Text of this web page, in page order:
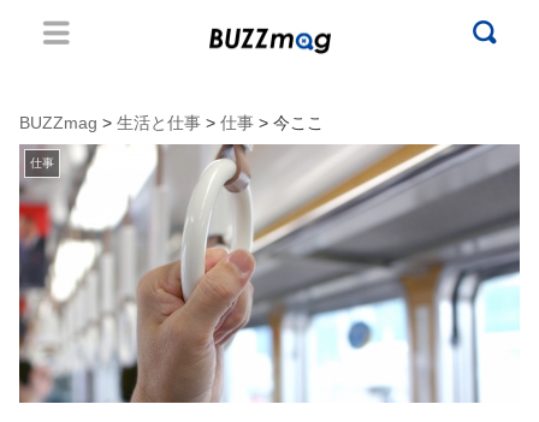
BUZZmag > 生活と仕事 > 仕事 > 今ここ
仕事